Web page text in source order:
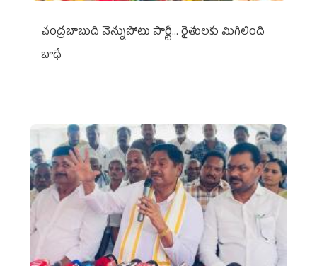
చంద్రబాబుది వెన్నుపోటు పార్టీ... రైతులకు మిగిలింది
బాధే